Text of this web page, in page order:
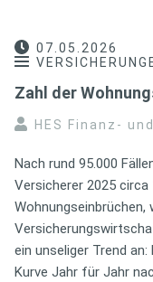
07.05.2026
Zahl der
HES Finanz-
Nach rund 95.000
Versicherer 2025
Wohnungseinbrüchen,
ein unseliger Trend
Kurve Jahr für Jahr